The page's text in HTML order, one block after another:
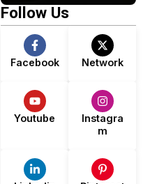
Dice.
Follow Us
Facebook Network
Youtube
Instagra
m